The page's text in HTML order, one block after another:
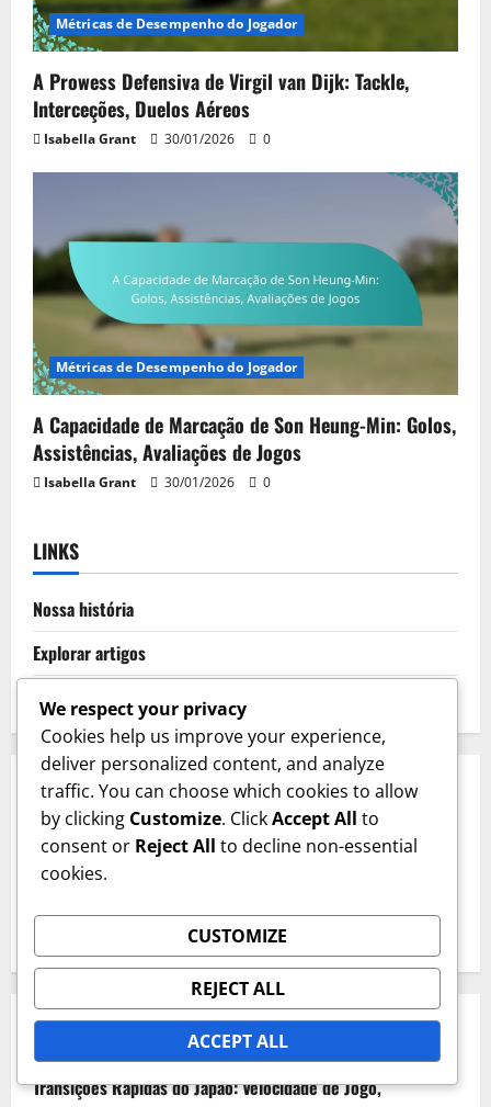
Métricas de Desempenho do Jogador
A Prowess Defensiva de Virgil van Dijk: Tackle,
Interceções, Duelos Aéreos
Isabella Grant 30/01/2026 0
Métricas de Desempenho do Jogador
A Capacidade de Marcação de Son Heung-Min: Golos,
Assistências, Avaliações de Jogos
Isabella Grant 30/01/2026 0
LINKS
Nossa história
Explorar artigos
Entre em contato
CATEGORIAS
Análise das Estratégias da Equipa
Métricas de Desempenho do Jogador
PUBLICAÇÕES RECENTES
Transições Rápidas do Japão: Velocidade de Jogo,
We respect your privacy
Cookies help us improve your experience,
deliver personalized content, and analyze
traffic. You can choose which cookies to allow
by clicking Customize. ClickAccept All to
consent or Reject All to decline non-essential
cookies.
CUSTOMIZE
REJECT ALL
ACCEPT ALL